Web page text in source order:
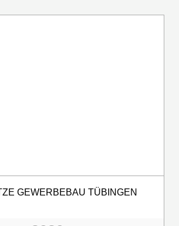
GEWERBEBAU TÜBINGEN